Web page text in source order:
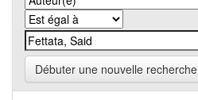
Débuter une nouvelle recherche